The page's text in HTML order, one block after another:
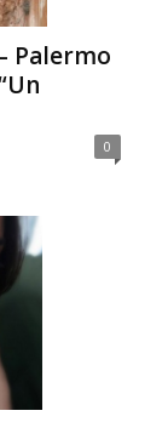
Palermo
0